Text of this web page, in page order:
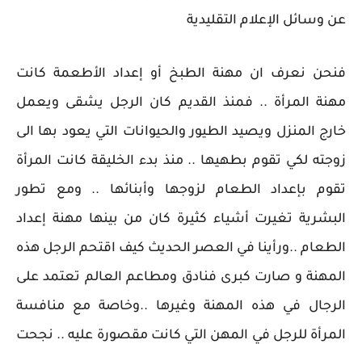
عن وسائل الإعلام التقليدية
فنحن نعرف ان مهنة الطبخ أو إعداد الأطعمة كانت
مهنة المرأة .. فمنذ القديم كان الرجل يشقى ويعمل
خارج المنزل ويصيد الطيور والحيوانات التي يعود بها الى
زوجته لكي تقوم بطهيها .. منذ بدء الخليقة كانت المرأة
تقوم بإعداد الطعام لزوجها وأبنائها .. ومع تطور
البشرية تغيرت أشياء كثيرة كان من بينها مهنة إعداد
الطعام ..ورأينا في العصر الحديث كيف اقتحم الرجل هذه
المهنة و صارت كبرى فنادق ومطاعم العالم تعتمد على
الرجال في هذه المهنة وغيرها ..وخاصة مع منافسة
المرأة للرجل في المهن التي كانت مقصورة عليه .. نجحت